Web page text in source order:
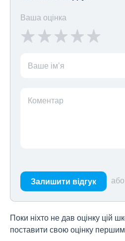
Ваша оцінка
Ваше ім’я
Коментар
Залишити відгук або
Поки ніхто не дав оцінку цій
поставити свою оцінку